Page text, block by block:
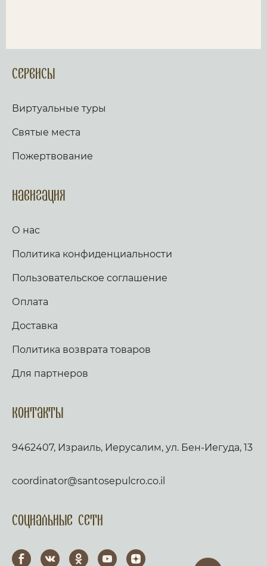
Сервисы
Виртуальные туры
Святые места
Пожертвование
Навигация
О нас
Политика конфиденциальности
Пользовательское соглашение
Оплата
Доставка
Политика возврата товаров
Для партнеров
Контакты
9462407, Израиль, Иерусалим, ул. Бен-Иегуда, 13
coordinator@santosepulcro.co.il
Социальные сети